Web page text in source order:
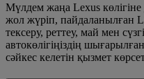
Мүлдем жаңа Lexus
жол жүріп, пайдаланылған
тексеру, реттеу, май мен
автокөлігіңіздің
сәйкес келетін қызмет